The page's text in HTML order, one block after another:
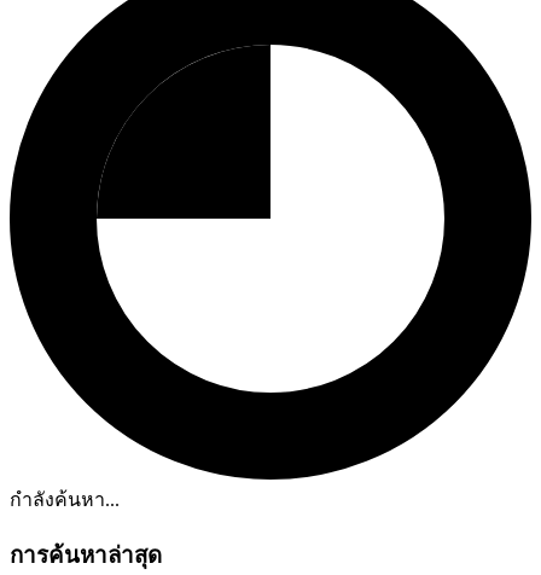
กำลังค้นหา...
การค้นหาล่าสุด